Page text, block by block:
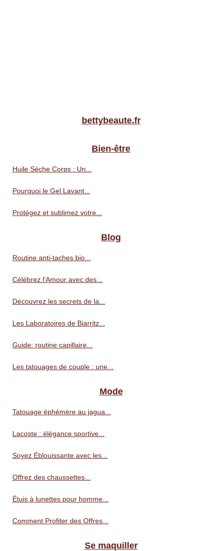
bettybeaute.fr
Bien-être
Huile Sèche Corps : Un...
Pourquoi le Gel Lavant...
Protégez et sublimez votre...
Blog
Routine anti‑taches bio...
Célébrez l'Amour avec des...
Découvrez les secrets de la...
Les Laboratoires de Biarritz...
Guide: routine capillaire...
Les tatouages de couple : une...
Mode
Tatouage éphémère au jagua...
Lacoste : élégance sportive...
Soyez Éblouissante avec les...
Offrez des chaussettes...
Étuis à lunettes pour homme...
Comment Profiter des Offres...
Se maquiller